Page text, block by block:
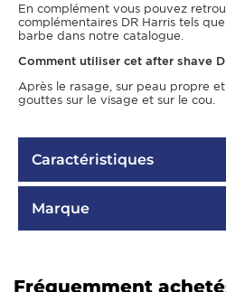
En complément vous pouvez
complémentaires DR Harris tels
barbe dans notre catalogue.
Comment utiliser cet after shave
Après le rasage, sur peau propre
gouttes sur le visage et sur le cou.
Caractéristiques
Marque
Fréquemment